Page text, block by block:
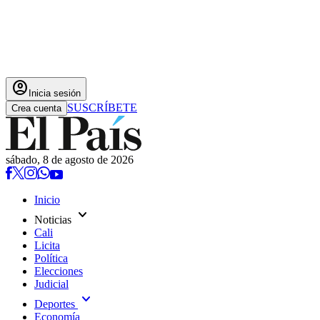
account_circle Inicia sesión
Crea cuenta SUSCRÍBETE
sábado, 8 de agosto de 2026
Inicio
Noticias expand_more
Cali
Licita
Política
Elecciones
Judicial
Deportes expand_more
Economía